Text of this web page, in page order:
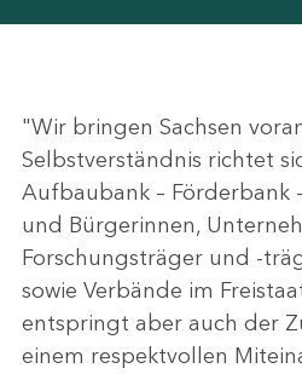
"Wir bringen Sachsen
Selbstverständnis richtet
Aufbaubank – Förderbank
und Bürgerinnen,
Forschungsträger und -
sowie Verbände im
entspringt aber auch der
einem respektvollen